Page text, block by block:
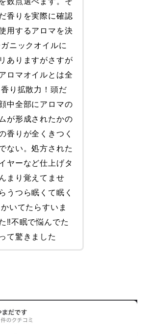
香りを実際に確認
用するアロマを決
ニックオイルに
ありますがさすが
ロマオイルとは全
り拡散力！頭だ
中全部にアロマの
が形成されたかの
香りが全くきつく
ない。処方された
ヤーなど仕上げタ
まり覚えてませ
うつら眠くて眠く
いてたらすいま
‼︎不眠で悩んでた
て驚きました